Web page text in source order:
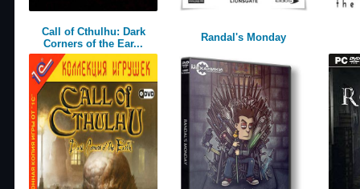
Call of Cthulhu: Dark
Corners of the Ear...
Randal's Monday